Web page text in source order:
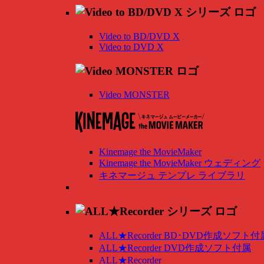
Video to BD/DVD X
Video to DVD X
Video MONSTER
Kinemage the MovieMaker
Kinemage the MovieMaker ウェディング
キネマージュ テンプレ ライブラリ
ALL★Recorder BD･DVD作成ソフト付
ALL★Recorder DVD作成ソフト付属
ALL★Recorder